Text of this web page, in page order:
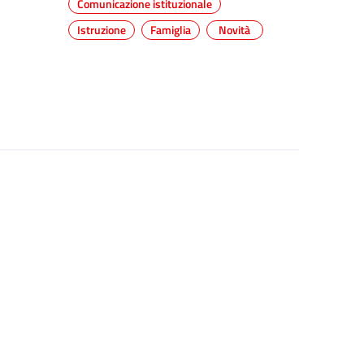
Comunicazione istituzionale
Istruzione
Famiglia Novità